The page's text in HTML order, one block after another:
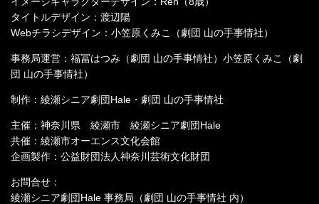
タイトルデザイン：渡辺陽
Webチラシデザイン：小笠原くみこ（劇団 山の手事情社）
事務局運営：福冨はつみ（劇団 山の手事情社）小笠原くみこ（劇
団 山の手事情社）
制作：綾瀬シニア劇団Hale・劇団 山の手事情社
主催：神奈川県 綾瀬市 綾瀬シニア劇団Hale
共催：綾瀬市オーエンス文化会館
企画製作：公益財団法人神奈川芸術文化財団
お問合せ：
綾瀬シニア劇団Hale 事務局（劇団 山の手事情社 内）